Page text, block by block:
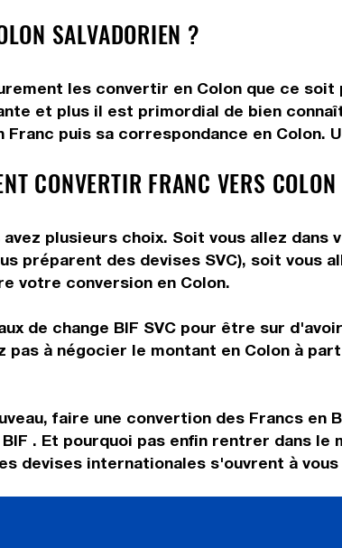
SALVADORIEN ?
les convertir en Colon que ce
et plus il est primordial de bien
puis sa correspondance en Colon.
CONVERTIR FRANC VERS
plusieurs choix. Soit vous allez
préparent des devises SVC), soit vous
votre conversion en Colon.
de change BIF SVC pour être sur
à négocier le montant en Colon à
faire une convertion des Francs en
. Et pourquoi pas enfin rentrer dans
devises internationales s'ouvrent à vous